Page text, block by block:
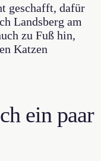
geschafft, dafür
Landsberg am
zu Fuß hin,
Katzen
ein paar